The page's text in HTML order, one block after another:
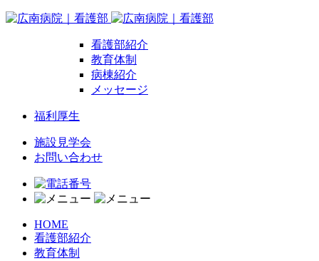
看護部紹介
教育体制
病棟紹介
メッセージ
福利厚生
施設見学会
お問い合わせ
HOME
看護部紹介
教育体制